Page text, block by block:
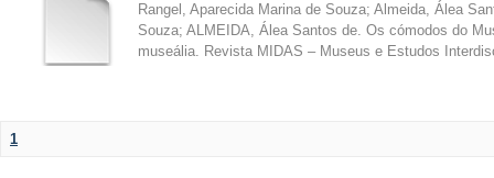
Rangel, Aparecida Marina de Souza; Almeida, Álea
Souza; ALMEIDA, Álea Santos de. Os cómodos do
museália. Revista MIDAS – Museus e Estudos
1